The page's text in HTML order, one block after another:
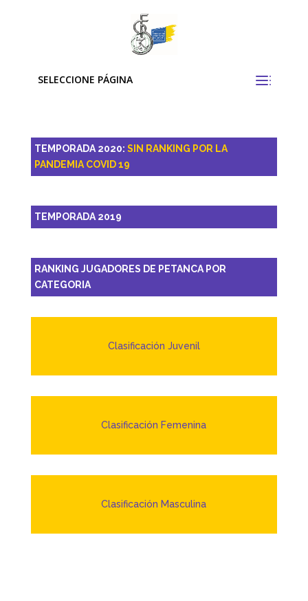
SELECCIONE PÁGINA
TEMPORADA 2020: SIN RANKING POR LA
PANDEMIA COVID 19
TEMPORADA 2019
RANKING JUGADORES DE PETANCA POR
CATEGORIA
Clasificación Juvenil
Clasificación Femenina
Clasificación Masculina